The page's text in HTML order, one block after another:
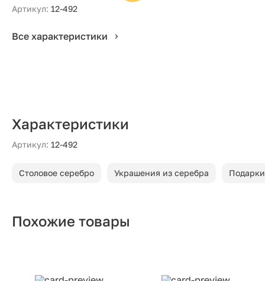
Артикул: 12-492
Все характеристики
Характеристики
Артикул: 12-492
Столовое серебро Украшения из серебра
Похожие товары